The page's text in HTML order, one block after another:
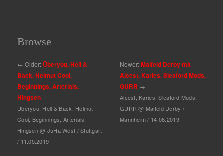
Browse
← Older: Überyou, Hell &
Back, Helmut Cool,
Beginnings, Arterials,
Hingsen
Überyou, Hell & Back, Helmut
Cool, Beginnings, Arterials,
Hingsen @ JuHa West / Stuttgart
/ 11.05.2019
Newer:Maifeld Derby mit
Alcest, Karies, Sleaford Mods,
GURR →
Alcest, Karies, Sleaford Mods,
GURR @ Maifeld Derby /
Mannheim / 14.06.2019